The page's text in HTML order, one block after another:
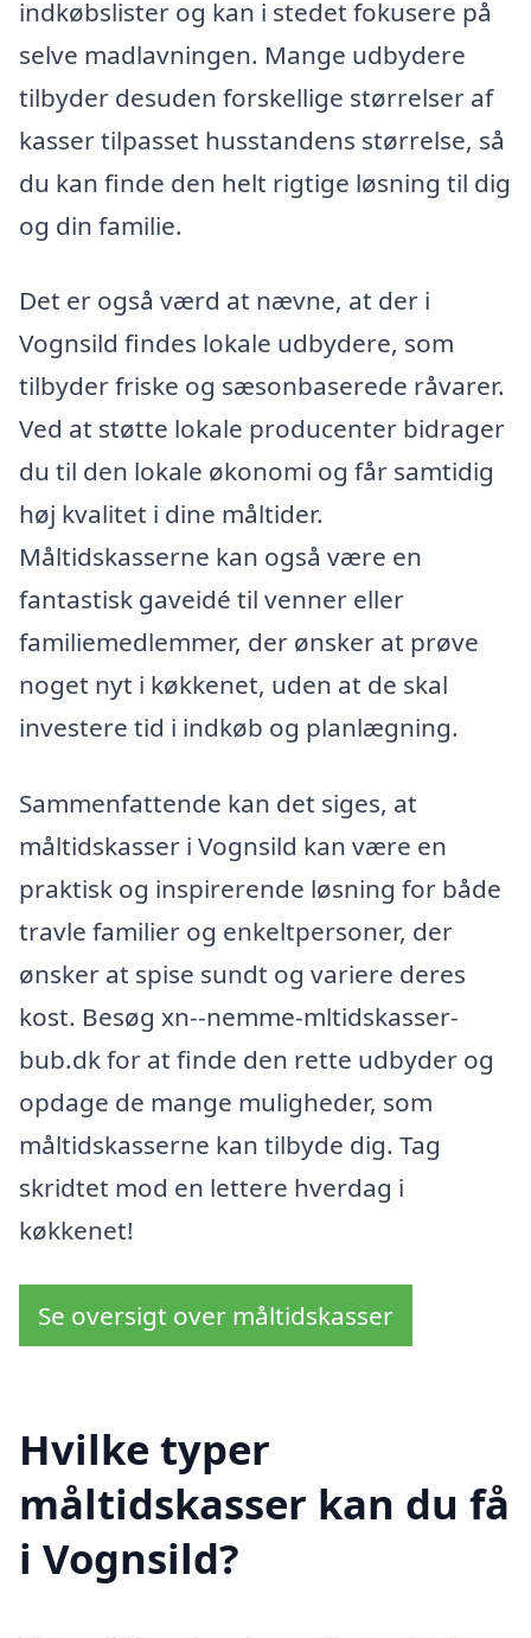
indkøbslister og kan i stedet fokusere på
selve madlavningen. Mange udbydere
tilbyder desuden forskellige størrelser af
kasser tilpasset husstandens størrelse, så
du kan finde den helt rigtige løsning til dig
og din familie.
Det er også værd at nævne, at der i
Vognsild findes lokale udbydere, som
tilbyder friske og sæsonbaserede råvarer.
Ved at støtte lokale producenter bidrager
du til den lokale økonomi og får samtidig
høj kvalitet i dine måltider.
Måltidskasserne kan også være en
fantastisk gaveidé til venner eller
familiemedlemmer, der ønsker at prøve
noget nyt i køkkenet, uden at de skal
investere tid i indkøb og planlægning.
Sammenfattende kan det siges, at
måltidskasser i Vognsild kan være en
praktisk og inspirerende løsning for både
travle familier og enkeltpersoner, der
ønsker at spise sundt og variere deres
kost. Besøg xn--nemme-mltidskasser-
bub.dk for at finde den rette udbyder og
opdage de mange muligheder, som
måltidskasserne kan tilbyde dig. Tag
skridtet mod en lettere hverdag i
køkkenet!
Se oversigt over måltidskasser
Hvilke typer
måltidskasser kan du få
i Vognsild?